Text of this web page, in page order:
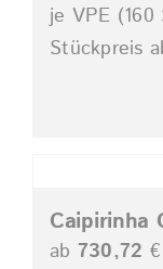
je VPE (160
Stückpreis
Caipirinha
ab 730,72 €